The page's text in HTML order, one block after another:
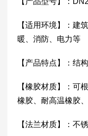
【适用环境】：建
暖、消防、电力等
【产品特点】：结
【橡胶材质】：可
橡胶、耐高温橡胶
【法兰材质】：不